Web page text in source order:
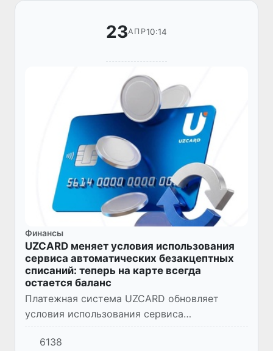
23АПР10:14
Финансы
UZCARD меняет условия использования
сервиса автоматических безакцептных
списаний: теперь на карте всегда
остается баланс
Платежная система UZCARD обновляет
условия использования сервиса
автоматических безакцептных списаний с
банковских карт, делая его более
6138